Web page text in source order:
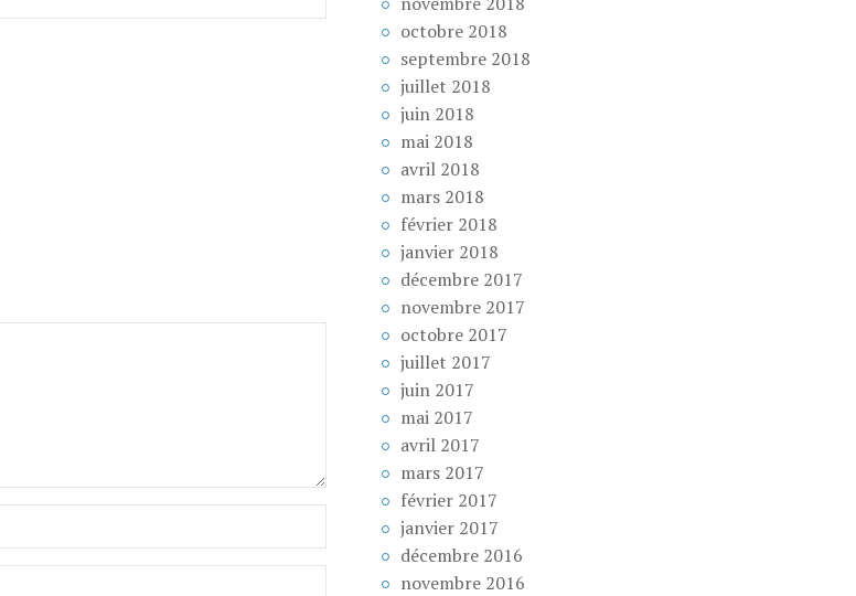
octobre 2018
septembre 2018
juillet 2018
juin 2018
mai 2018
avril 2018
mars 2018
février 2018
janvier 2018
décembre 2017
novembre 2017
octobre 2017
juillet 2017
juin 2017
mai 2017
avril 2017
mars 2017
février 2017
janvier 2017
décembre 2016
novembre 2016